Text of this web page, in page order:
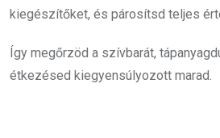
kiegészítőket, és párosítsd teljes
Így megőrzöd a szívbarát,
étkezésed kiegyensúlyozott marad.